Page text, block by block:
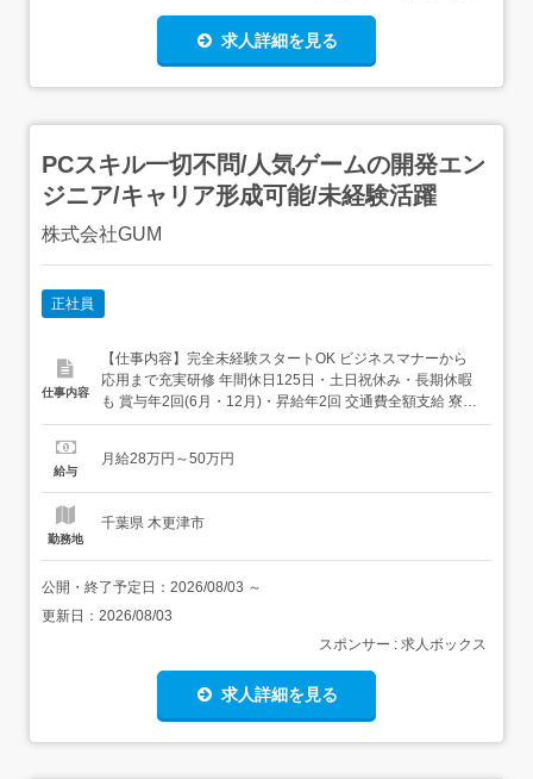
求人詳細を見る
PCスキル一切不問/人気ゲームの開発エン
ジニア/キャリア形成可能/未経験活躍
株式会社GUM
正社員
仕事内容
【仕事内容】完全未経験スタートOK ビジネスマナーから
応用まで充実研修 年間休日125日・土日祝休み・長期休暇
も 賞与年2回(6月・12月)・昇給年2回 交通費全額支給 寮・
社宅・家賃補助あり(規定あり) v 働きやすさ抜群!魅力たっ
体的には…>⏩ゲームをより良くするための提案⏩ツールの
給与
月給28万円～50万円
勤務地
千葉県 木更津市
公開・終了予定日： 2026/08/03 ～
更新日： 2026/08/03
スポンサー : 求人ボックス
求人詳細を見る